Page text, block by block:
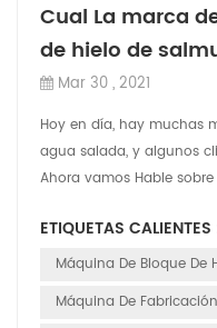
Cual La marca
de hielo de
Mar 30 , 2021
Hoy en día, hay muchas
agua salada, y algunos
Ahora vamos Hable
ETIQUETAS CALIENTES
Máquina De Bloque De
Máquina De